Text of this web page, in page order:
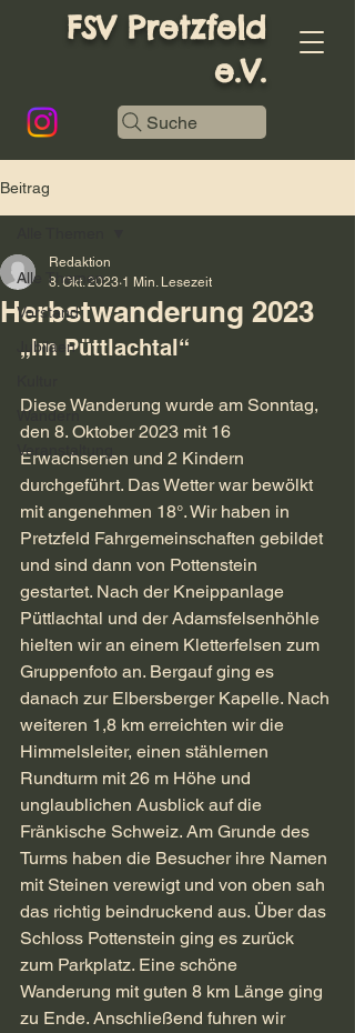
FSV Pretzfeld
e.V.
Suche
Beitrag
Alle Themen
Vorstand
Jubiläen
Wandern
Veranstaltung
Herbstwanderung 2023
Redaktion
8. Okt. 2023 1 Min. Lesezeit
„Im Püttlachtal“
Diese Wanderung wurde am Sonntag,
den 8. Oktober 2023 mit 16
Erwachsenen und 2 Kindern
durchgeführt. Das Wetter war bewölkt
mit angenehmen 18°. Wir haben in
Pretzfeld Fahrgemeinschaften gebildet
und sind dann von Pottenstein
gestartet. Nach der Kneippanlage
Püttlachtal und der Adamsfelsenhöhle
hielten wir an einem Kletterfelsen zum
Gruppenfoto an. Bergauf ging es
danach zur Elbersberger Kapelle. Nach
weiteren 1,8 km erreichten wir die
Himmelsleiter, einen stählernen
Rundturm mit 26 m Höhe und
unglaublichen Ausblick auf die
Fränkische Schweiz. Am Grunde des
Turms haben die Besucher ihre Namen
mit Steinen verewigt und von oben sah
das richtig beindruckend aus. Über das
Schloss Pottenstein ging es zurück
zum Parkplatz. Eine schöne
Wanderung mit guten 8 km Länge ging
zu Ende. Anschließend fuhren wir